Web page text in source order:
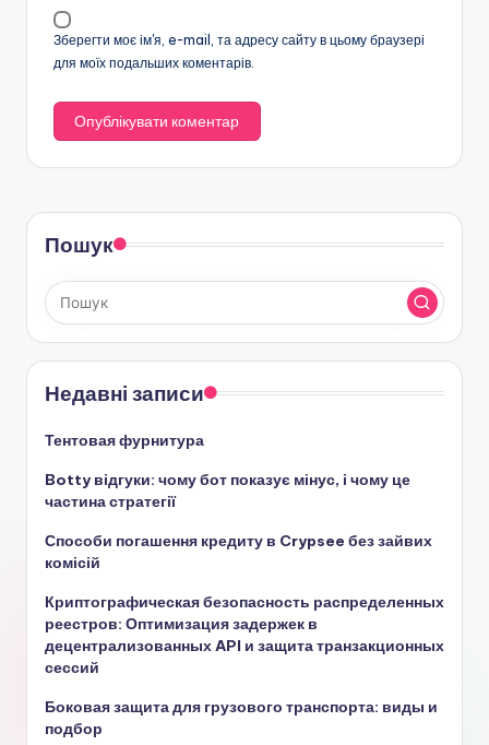
Зберегти моє ім'я, e-mail, та адресу сайту в цьому браузері
для моїх подальших коментарів.
Пошук
Недавні записи
Тентовая фурнитура
Botty відгуки: чому бот показує мінус, і чому це
частина стратегії
Способи погашення кредиту в Crypsee без зайвих
комісій
Криптографическая безопасность распределенных
реестров: Оптимизация задержек в
децентрализованных API и защита транзакционных
сессий
Боковая защита для грузового транспорта: виды и
подбор